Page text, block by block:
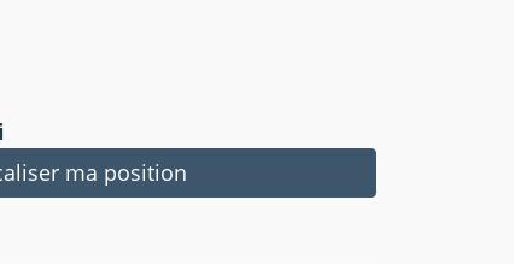
ma position